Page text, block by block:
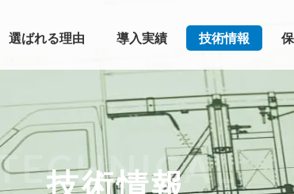
選ばれる理由 導入実績 技術情報
技術情報
TECHNICAL